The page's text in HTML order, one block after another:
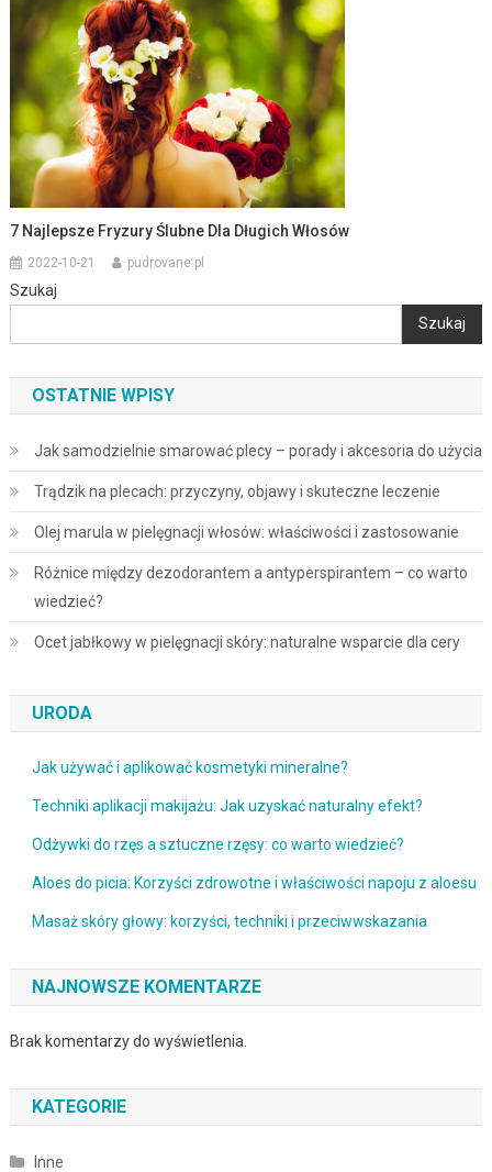
7 Najlepsze Fryzury Ślubne Dla Długich Włosów
2022-10-21 pudrovane.pl
Szukaj
Szukaj
OSTATNIE WPISY
Jak samodzielnie smarować plecy – porady i akcesoria do użycia
Trądzik na plecach: przyczyny, objawy i skuteczne leczenie
Olej marula w pielęgnacji włosów: właściwości i zastosowanie
Różnice między dezodorantem a antyperspirantem – co warto
wiedzieć?
Ocet jabłkowy w pielęgnacji skóry: naturalne wsparcie dla cery
URODA
Jak używać i aplikować kosmetyki mineralne?
Techniki aplikacji makijażu: Jak uzyskać naturalny efekt?
Odżywki do rzęs a sztuczne rzęsy: co warto wiedzieć?
Aloes do picia: Korzyści zdrowotne i właściwości napoju z aloesu
Masaż skóry głowy: korzyści, techniki i przeciwwskazania
NAJNOWSZE KOMENTARZE
Brak komentarzy do wyświetlenia.
KATEGORIE
Inne